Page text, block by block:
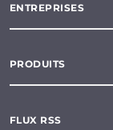
ENTREPRISES
PRODUITS
FLUX RSS